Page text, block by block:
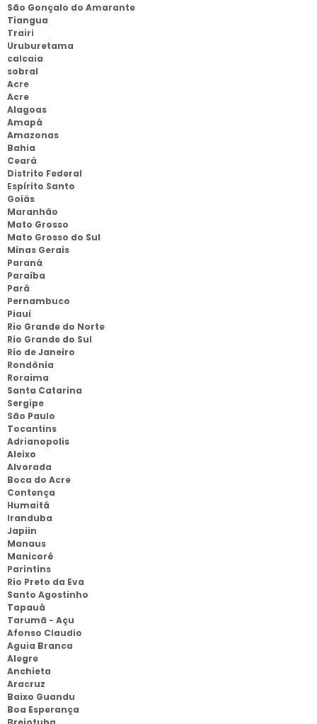
São Gonçalo do Amarante
Tiangua
Trairi
Uruburetama
calcaia
sobral
Acre
Acre
Alagoas
Amapá
Amazonas
Bahia
Ceará
Distrito Federal
Espírito Santo
Goiás
Maranhão
Mato Grosso
Mato Grosso do Sul
Minas Gerais
Paraná
Paraíba
Pará
Pernambuco
Piauí
Rio Grande do Norte
Rio Grande do Sul
Rio de Janeiro
Rondônia
Roraima
Santa Catarina
Sergipe
São Paulo
Tocantins
Adrianopolis
Aleixo
Alvorada
Boca do Acre
Contença
Humaitá
Iranduba
Japiin
Manaus
Manicoré
Parintins
Rio Preto da Eva
Santo Agostinho
Tapauá
Tarumã - Açu
Afonso Claudio
Aguia Branca
Alegre
Anchieta
Aracruz
Baixo Guandu
Boa Esperança